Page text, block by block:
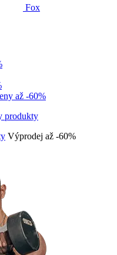
Fox
až -60%
Výprodej až -60%